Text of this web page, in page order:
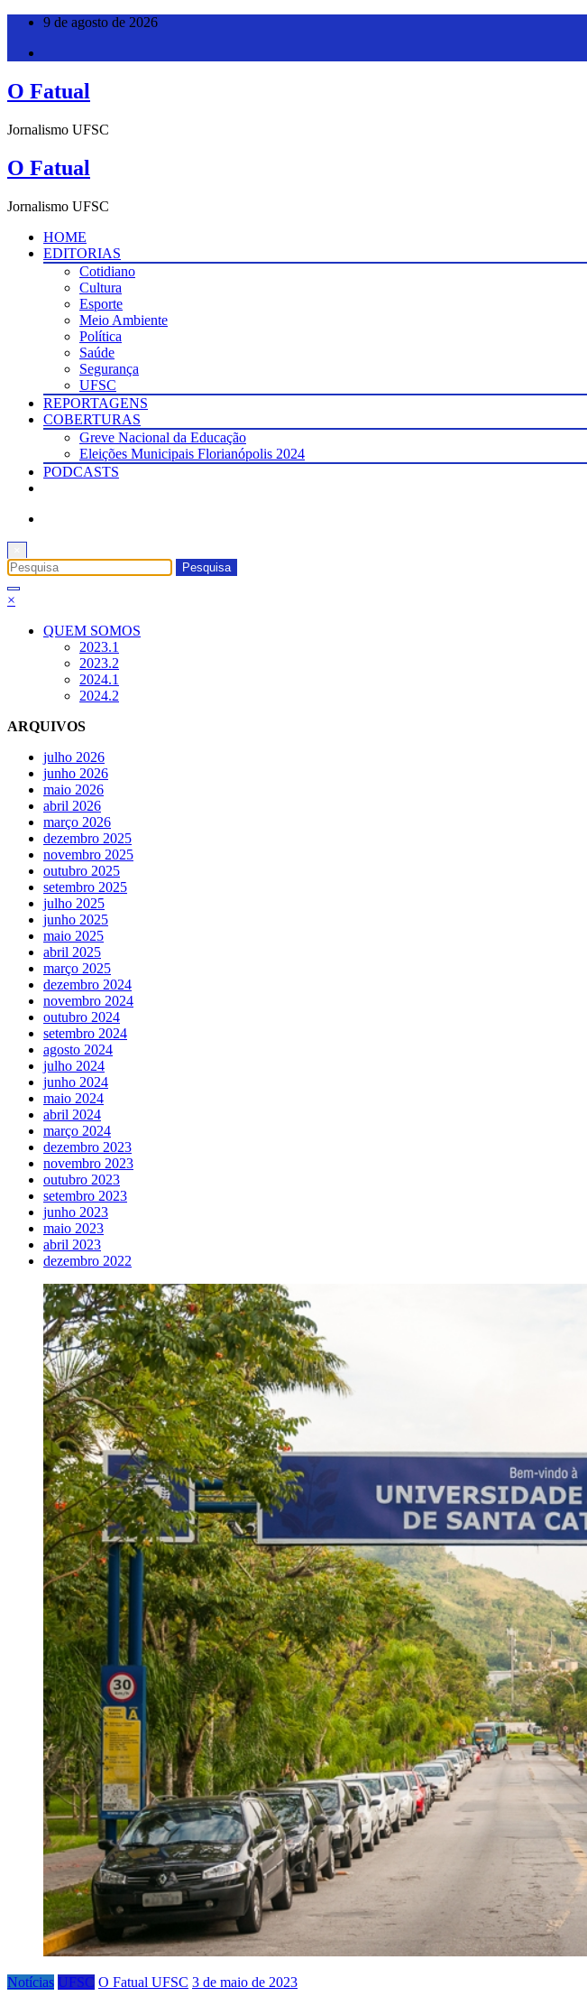
Pular
9 de agosto de 2026
O Fatual
Jornalismo UFSC
O Fatual
Jornalismo UFSC
HOME
EDITORIAS
Cotidiano
Cultura
Esporte
Meio Ambiente
Política
Saúde
Segurança
UFSC
REPORTAGENS
COBERTURAS
Greve Nacional da Educação
Eleições Municipais Florianópolis 2024
PODCASTS
×
QUEM SOMOS
2023.1
2023.2
2024.1
2024.2
ARQUIVOS
julho 2026
junho 2026
maio 2026
abril 2026
março 2026
dezembro 2025
novembro 2025
outubro 2025
setembro 2025
julho 2025
junho 2025
maio 2025
abril 2025
março 2025
dezembro 2024
novembro 2024
outubro 2024
setembro 2024
agosto 2024
julho 2024
junho 2024
maio 2024
abril 2024
março 2024
dezembro 2023
novembro 2023
outubro 2023
setembro 2023
junho 2023
maio 2023
abril 2023
dezembro 2022
Notícias UFSC O Fatual UFSC 3 de maio de 2023